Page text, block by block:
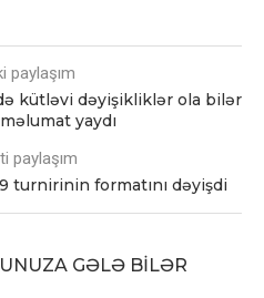
paylaşım
kütləvi dəyişikliklər ola bilər
yaydı
paylaşım
turnirinin formatını dəyişdi
GƏLƏ BILƏR